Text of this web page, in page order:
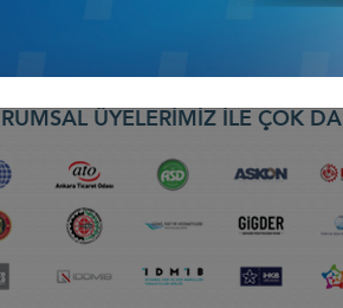
ÜYELERİMİZ İLE ÇOK